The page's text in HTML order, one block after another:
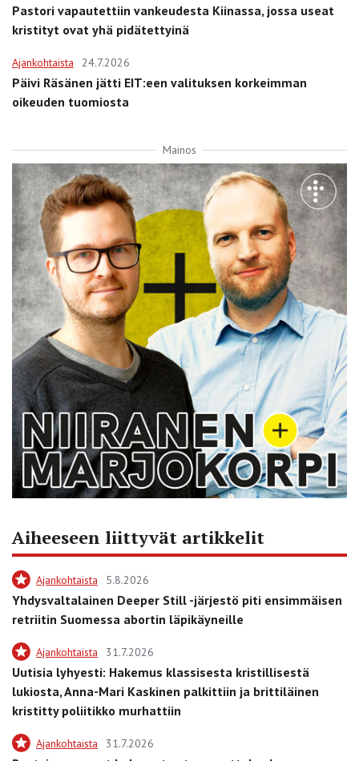
Pastori vapautettiin vankeudesta Kiinassa, jossa useat
kristityt ovat yhä pidätettyinä
Ajankohtaista 24.7.2026
Päivi Räsänen jätti EIT:een valituksen korkeimman
oikeuden tuomiosta
Mainos
Aiheeseen liittyvät artikkelit
Ajankohtaista 5.8.2026
Yhdysvaltalainen Deeper Still -järjestö piti ensimmäisen
retriitin Suomessa abortin läpikäyneille
Ajankohtaista 31.7.2026
Uutisia lyhyesti: Hakemus klassisesta kristillisestä
lukiosta, Anna-Mari Kaskinen palkittiin ja brittiläinen
kristitty poliitikko murhattiin
Ajankohtaista 31.7.2026